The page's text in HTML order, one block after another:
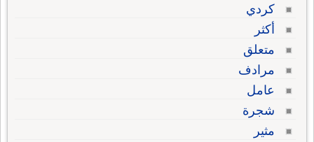
كردي
أكثر
متعلق
مرادف
عامل
شجرة
مثير